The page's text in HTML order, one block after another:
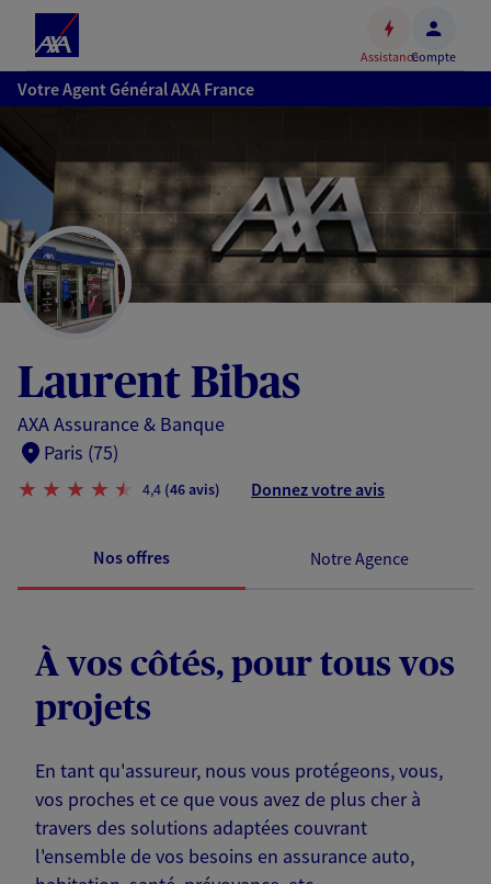
Accéder
au
Accéder
au
pied
de
page
AssistanceCompte
Votre Agent Général AXA France
Laurent Bibas
AXA Assurance & Banque
Paris (75)
4,4 (46 avis) Donnez votre avis
Nos offres Notre Agence
À vos côtés, pour tous vos
projets
En tant qu'assureur, nous vous protégeons, vous,
vos proches et ce que vous avez de plus cher à
travers des solutions adaptées couvrant
l'ensemble de vos besoins en assurance auto,